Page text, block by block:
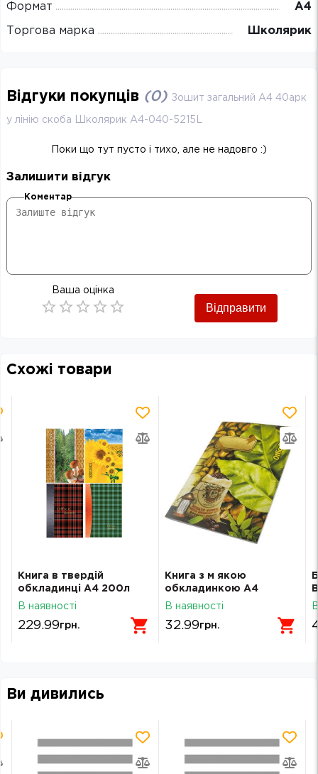
Формат А4
Торгова марка Школярик
Відгуки покупців (0) Зошит загальний А4 40арк
у лінію скоба Школярик A4-040-5215L
Поки що тут пусто і тихо, але не надовго :)
Залишити відгук
Коментар
Ваша оцінка
Відправити
Схожі товари
Книга в твердій
обкладинці А4 200л
Фолдер
В наявності
229.99грн.
Книга з м якою
обкладинкою А4
48арк.лінія Фолдер
В наявності
32.99грн.
Ви дивились